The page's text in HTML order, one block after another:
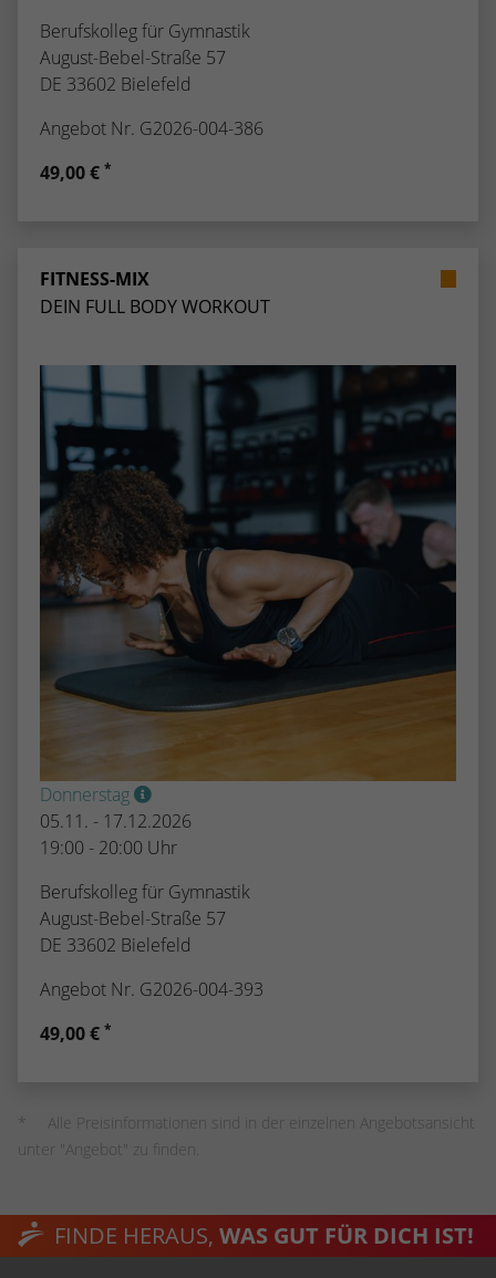
Berufskolleg für Gymnastik
August-Bebel-Straße 57
DE 33602 Bielefeld
Angebot Nr. G2026-004-386
49,00 € *
FITNESS-MIX
DEIN FULL BODY WORKOUT
Donnerstag
05.11. - 17.12.2026
19:00 - 20:00 Uhr
Berufskolleg für Gymnastik
August-Bebel-Straße 57
DE 33602 Bielefeld
Angebot Nr. G2026-004-393
49,00 € *
Alle Preisinformationen sind in der einzelnen Angebotsansicht
unter "Angebot" zu finden.
FINDE HERAUS, WAS GUT FÜR DICH IST!